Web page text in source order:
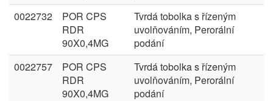
0022732
POR CPS
RDR
90X0,4MG
Tvrdá tobolka s řízeným
uvolňováním, Perorální
podání
0022757
POR CPS
RDR
90X0,4MG
Tvrdá tobolka s řízeným
uvolňováním, Perorální
podání